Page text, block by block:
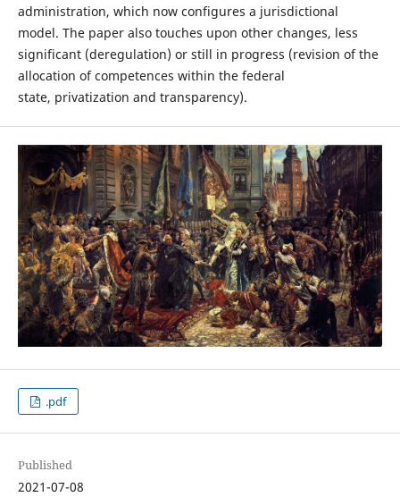
administration, which now configures a jurisdictional
model. The paper also touches upon other changes, less
significant (deregulation) or still in progress (revision of the
allocation of competences within the federal
state, privatization and transparency).
.pdf
Published
2021-07-08